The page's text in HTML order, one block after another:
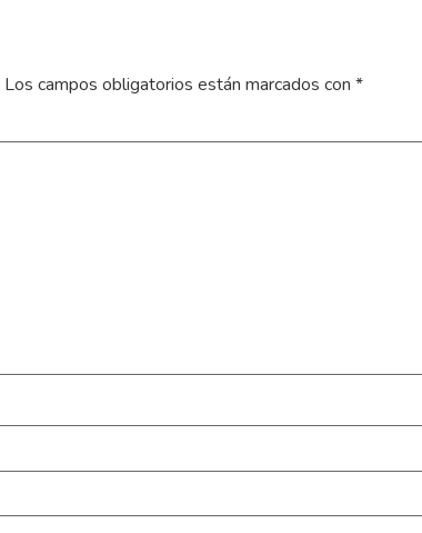
Los campos obligatorios están marcados con *